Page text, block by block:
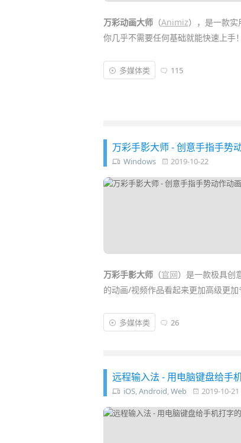
万彩动画大师（Animiz），是一款实
你几乎不需要任何基础就能快速上手
它适用于制作 动画 宣传片、微信动画
专业人士，都同样适用。它的功能更
多媒体类 115
万彩手影大师 - 创意手指手势
Windows 2019-10-22
万彩手影大师（官网）是一款极具创
的动画/视频作品看起来更加高级更加
你只需通过简单的拖拽，即可添加图
味十足的动画视频，配上手势让你的
多媒体类 26
远程输入法 - 用电脑键盘给手
iOS,Android,Web 2019-10-21